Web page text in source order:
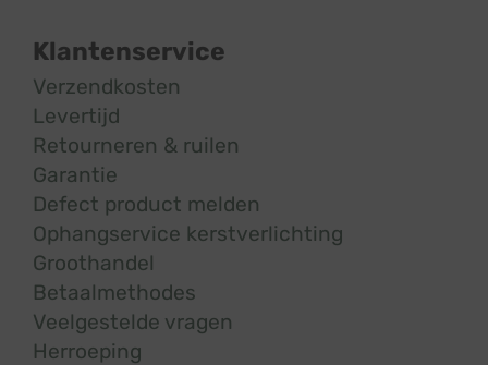
Klantenservice
Verzendkosten
Levertijd
Retourneren & ruilen
Garantie
Defect product melden
Ophangservice kerstverlichting
Groothandel
Betaalmethodes
Veelgestelde vragen
Herroeping